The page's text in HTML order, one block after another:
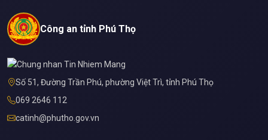
Công an tỉnh Phú Thọ
Số 51, Đường Trần Phú, phường Việt Trì, tỉnh Phú Thọ
069 2646 112
catinh@phutho.gov.vn